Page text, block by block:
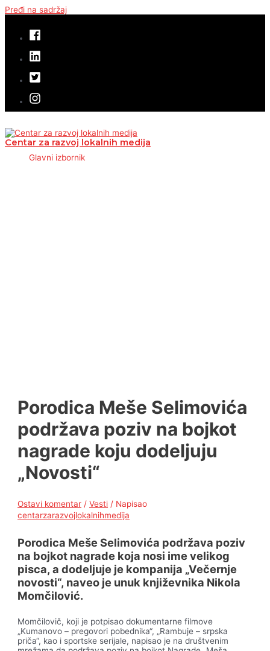
Pređi na sadržaj
Centar za razvoj lokalnih medija
Glavni izbornik
Porodica Meše Selimovića
podržava poziv na bojkot
nagrade koju dodeljuju
„Novosti“
Ostavi komentar /Vesti / Napisao
centarzarazvojlokalnihmedija
Porodica Meše Selimovića podržava poziv
na bojkot nagrade koja nosi ime velikog
pisca, a dodeljuje je kompanija „Večernje
novosti“, naveo je unuk književnika Nikola
Momčilović.
Momčilovič, koji je potpisao dokumentarne filmove
„Kumanovo – pregovori pobednika“, „Rambuje – srpska
priča“, kao i sportske serijale, napisao je na društvenim